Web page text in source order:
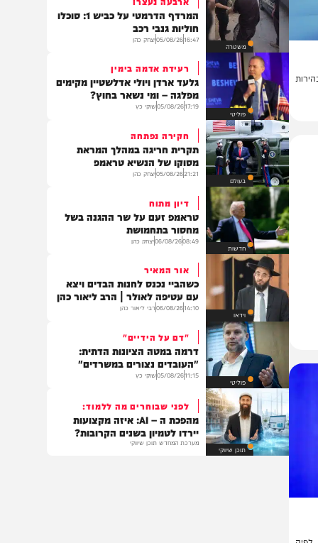
משטרה
ארבעה נעצרו
חוליות גנבי רכב
16:47
05/08/26יצחק כהן
פוליטי
רעידת אדמה בימין
גלעד ארדן ויולי אדלשטיין מקימים
מפלגה – ומי נשאר בחוץ?
17:19
05/08/26שוקי כץ
בעולם
תקרית חריגה במהלך המראת
מסוקו של הנשיא טראמפ
21:21
05/08/26 יצחק כהן
חדשות
טראמפ זעם על שר ההגנה בשל
מחסור בתחמושת
08:49
06/08/26יצחק כהן
וידאו
כשהביי נכנס לחנות הבדים ויצא
עם עטיפה לאולר | הרב ליאור כהן
14:10
06/08/26רבי ליאור כהן
פוליטי
"דם על הידיים"
דרמה במטה הציונות הדתית:
"העובדים נצורים במשרדים"
11:15
05/08/26שוקי כץ